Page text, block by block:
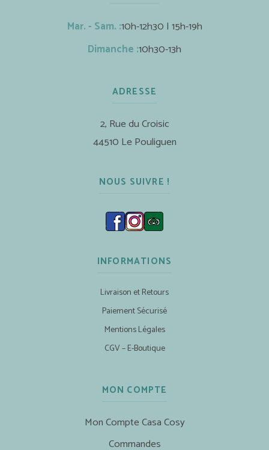
Mar. - Sam. :10h-12h30 | 15h-19h
Dimanche :10h30-13h
ADRESSE
2, Rue du Croisic
44510 Le Pouliguen
NOUS SUIVRE !
INFORMATIONS
Livraison et Retours
Paiement Sécurisé
Mentions Légales
CGV – E-Boutique
MON COMPTE
Mon Compte Casa Cosy
Commandes